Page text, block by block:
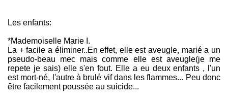
Les enfants:
*Mademoiselle Marie I.
La + facile a éliminer..En effet, elle est aveugle, marié a un
pseudo-beau mec mais comme elle est aveugle(je me
repete je sais) elle s'en fout. Elle a eu deux enfants , l'un
est mort-né, l'autre à brulé vif dans les flammes... Peu donc
être facilement poussée au suicide...